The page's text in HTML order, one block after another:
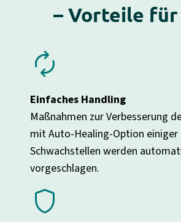
– Vorteile für
autorenew
Einfaches Handling
Maßnahmen zur Verbesserung
mit Auto-Healing-Option einiger
Schwachstellen werden
vorgeschlagen.
shield